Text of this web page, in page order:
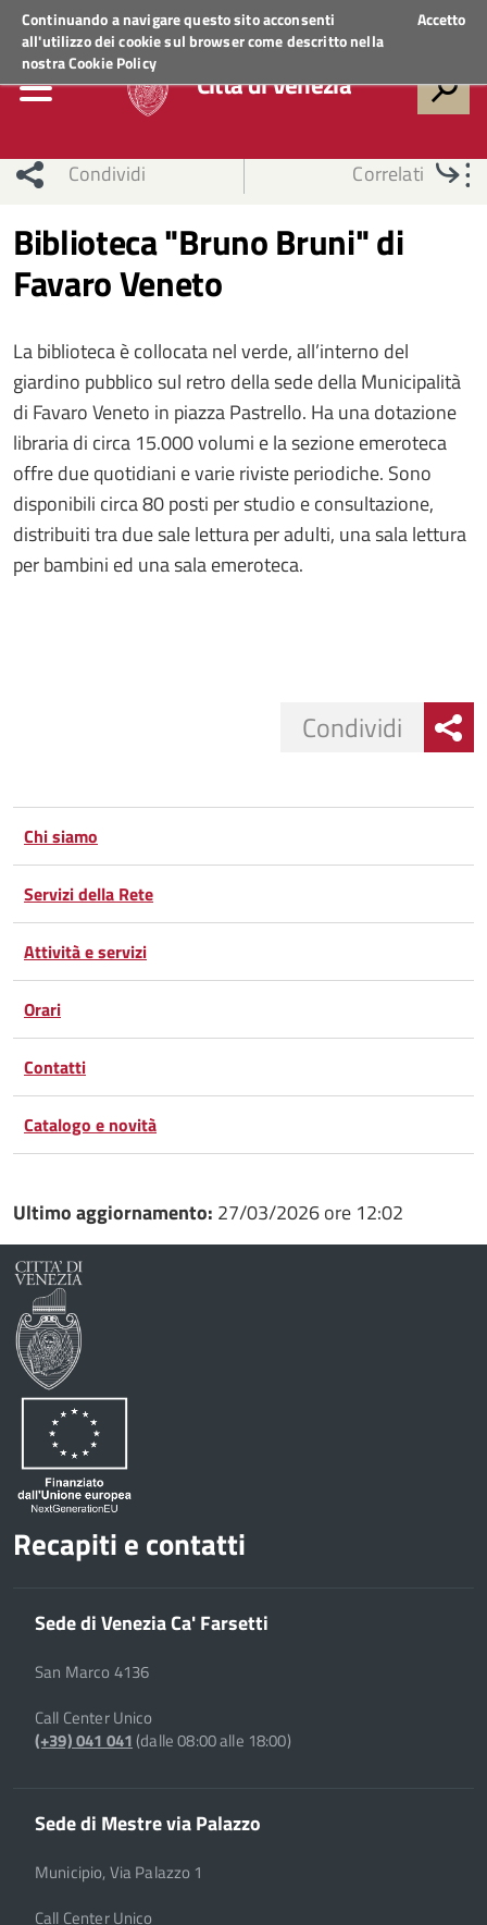
Continuando a navigare questo sito acconsenti
all'utilizzo dei cookie sul browser come descritto nella
nostraCookie Policy
Accetto
Regione VenetoACCEDI AI SERVIZI
Città di Venezia
Condividi Correlati
Biblioteca "Bruno Bruni" di
Favaro Veneto
La biblioteca è collocata nel verde, all’interno del
giardino pubblico sul retro della sede della Municipalità
di Favaro Veneto in piazza Pastrello. Ha una dotazione
libraria di circa 15.000 volumi e la sezione emeroteca
offre due quotidiani e varie riviste periodiche. Sono
disponibili circa 80 posti per studio e consultazione,
distribuiti tra due sale lettura per adulti, una sala lettura
per bambini ed una sala emeroteca.
Facebook
su
Twitter
Condividi
su
Google
Plus
Condividi
su
Whatsapp
Condividi
Chi siamo
Servizi della Rete
Attività e servizi
Orari
Contatti
Catalogo e novità
Ultimo aggiornamento: 27/03/2026 ore 12:02
Recapiti e contatti
Sede di Venezia Ca' Farsetti
San Marco 4136
Call Center Unico
(+39) 041 041(dalle 08:00 alle 18:00)
Sede di Mestre via Palazzo
Municipio, Via Palazzo 1
Call Center Unico